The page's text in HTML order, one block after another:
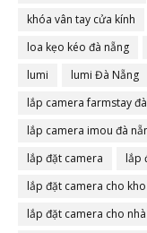
khóa vân tay cửa kính
loa kẹo kéo đà nẵng
lumi
lumi Đà Nẵng
lắp camera farmstay
lắp camera imou đà
lắp đặt camera
lắp
lắp đặt camera cho
lắp đặt camera cho